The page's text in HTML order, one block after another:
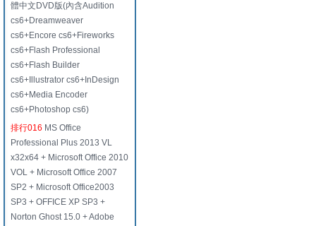
體中文DVD版(內含Audition
cs6+Dreamweaver
cs6+Encore cs6+Fireworks
cs6+Flash Professional
cs6+Flash Builder
cs6+Illustrator cs6+InDesign
cs6+Media Encoder
cs6+Photoshop cs6)
排行016 MS Office
Professional Plus 2013 VL
x32x64 + Microsoft Office 2010
VOL + Microsoft Office 2007
SP2 + Microsoft Office2003
SP3 + OFFICE XP SP3 +
Norton Ghost 15.0 + Adobe